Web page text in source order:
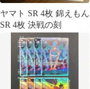
ヤマト SR 4枚 錦えもん
SR 4枚 決戦の刻